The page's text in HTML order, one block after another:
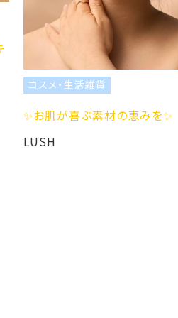
コスメ・生活雑貨
✨お肌が喜ぶ素材の恵みを✨
LUSH